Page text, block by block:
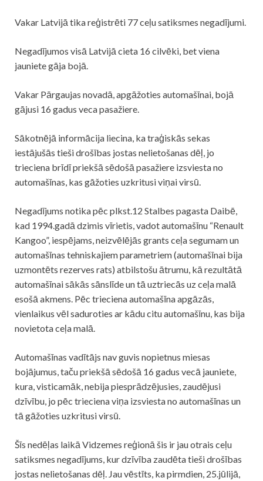
Vakar Latvijā tika reģistrēti 77 ceļu satiksmes negadījumi.
Negadījumos visā Latvijā cieta 16 cilvēki, bet viena
jauniete gāja bojā.
Vakar Pārgaujas novadā, apgāžoties automašīnai, bojā
gājusi 16 gadus veca pasažiere.
Sākotnējā informācija liecina, ka traģiskās sekas
iestājušās tieši drošības jostas nelietošanas dēļ, jo
trieciena brīdī priekšā sēdošā pasažiere izsviesta no
automašīnas, kas gāžoties uzkritusi viņai virsū.
Negadījums notika pēc plkst.12 Stalbes pagasta Daibē,
kad 1994.gadā dzimis vīrietis, vadot automašīnu “Renault
Kangoo”, iespējams, neizvēlējās grants ceļa segumam un
automašīnas tehniskajiem parametriem (automašīnai bija
uzmontēts rezerves rats) atbilstošu ātrumu, kā rezultātā
automašīnai sākās sānslīde un tā uztriecās uz ceļa malā
esošā akmens. Pēc trieciena automašīna apgāzās,
vienlaikus vēl saduroties ar kādu citu automašīnu, kas bija
novietota ceļa malā.
Automašīnas vadītājs nav guvis nopietnus miesas
bojājumus, taču priekšā sēdošā 16 gadus vecā jauniete,
kura, visticamāk, nebija piesprādzējusies, zaudējusi
dzīvību, jo pēc trieciena viņa izsviesta no automašīnas un
tā gāžoties uzkritusi virsū.
Šīs nedēļas laikā Vidzemes reģionā šis ir jau otrais ceļu
satiksmes negadījums, kur dzīvība zaudēta tieši drošības
jostas nelietošanas dēļ. Jau vēstīts, ka pirmdien, 25.jūlijā,